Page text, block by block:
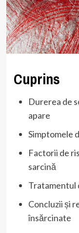
Cuprins
Durerea de
apare
Simptomele
Factorii de
sarcină
Tratamentul
Concluzii și
însărcinate